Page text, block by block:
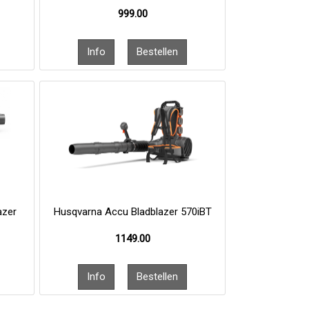
999.00
Husqvarna Accu Bladblazer 570iBT
1149.00